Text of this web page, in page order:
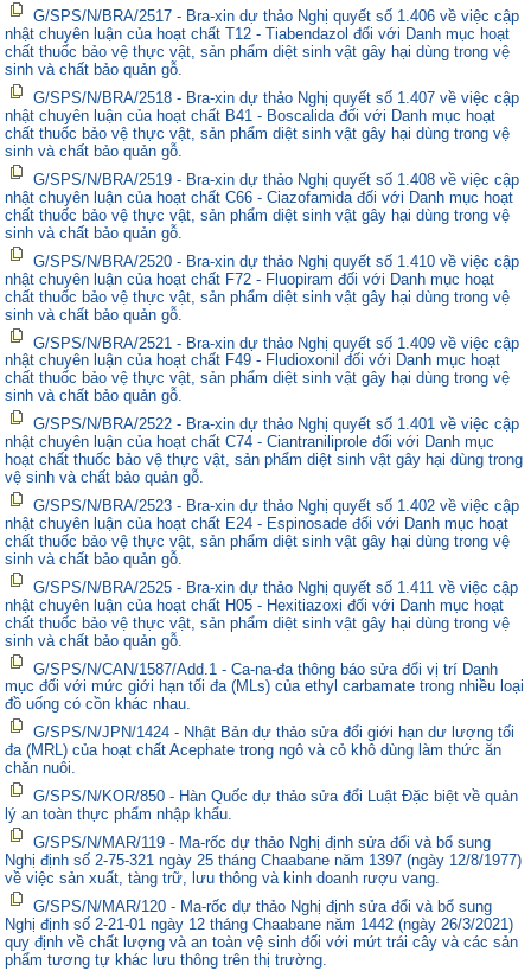
G/SPS/N/BRA/2517 - Bra-xin dự thảo Nghị quyết số 1.406 về việc cập
nhật chuyên luận của hoạt chất T12 - Tiabendazol đối với Danh mục hoạt
chất thuốc bảo vệ thực vật, sản phẩm diệt sinh vật gây hại dùng trong vệ
sinh và chất bảo quản gỗ.
G/SPS/N/BRA/2518 - Bra-xin dự thảo Nghị quyết số 1.407 về việc cập
nhật chuyên luận của hoạt chất B41 - Boscalida đối với Danh mục hoạt
chất thuốc bảo vệ thực vật, sản phẩm diệt sinh vật gây hại dùng trong vệ
sinh và chất bảo quản gỗ.
G/SPS/N/BRA/2519 - Bra-xin dự thảo Nghị quyết số 1.408 về việc cập
nhật chuyên luận của hoạt chất C66 - Ciazofamida đối với Danh mục hoạt
chất thuốc bảo vệ thực vật, sản phẩm diệt sinh vật gây hại dùng trong vệ
sinh và chất bảo quản gỗ.
G/SPS/N/BRA/2520 - Bra-xin dự thảo Nghị quyết số 1.410 về việc cập
nhật chuyên luận của hoạt chất F72 - Fluopiram đối với Danh mục hoạt
chất thuốc bảo vệ thực vật, sản phẩm diệt sinh vật gây hại dùng trong vệ
sinh và chất bảo quản gỗ.
G/SPS/N/BRA/2521 - Bra-xin dự thảo Nghị quyết số 1.409 về việc cập
nhật chuyên luận của hoạt chất F49 - Fludioxonil đối với Danh mục hoạt
chất thuốc bảo vệ thực vật, sản phẩm diệt sinh vật gây hại dùng trong vệ
sinh và chất bảo quản gỗ.
G/SPS/N/BRA/2522 - Bra-xin dự thảo Nghị quyết số 1.401 về việc cập
nhật chuyên luận của hoạt chất C74 - Ciantraniliprole đối với Danh mục
hoạt chất thuốc bảo vệ thực vật, sản phẩm diệt sinh vật gây hại dùng trong
vệ sinh và chất bảo quản gỗ.
G/SPS/N/BRA/2523 - Bra-xin dự thảo Nghị quyết số 1.402 về việc cập
nhật chuyên luận của hoạt chất E24 - Espinosade đối với Danh mục hoạt
chất thuốc bảo vệ thực vật, sản phẩm diệt sinh vật gây hại dùng trong vệ
sinh và chất bảo quản gỗ.
G/SPS/N/BRA/2525 - Bra-xin dự thảo Nghị quyết số 1.411 về việc cập
nhật chuyên luận của hoạt chất H05 - Hexitiazoxi đối với Danh mục hoạt
chất thuốc bảo vệ thực vật, sản phẩm diệt sinh vật gây hại dùng trong vệ
sinh và chất bảo quản gỗ.
G/SPS/N/CAN/1587/Add.1 - Ca-na-đa thông báo sửa đổi vị trí Danh
mục đối với mức giới hạn tối đa (MLs) của ethyl carbamate trong nhiều loại
đồ uống có cồn khác nhau.
G/SPS/N/JPN/1424 - Nhật Bản dự thảo sửa đổi giới hạn dư lượng tối
đa (MRL) của hoạt chất Acephate trong ngô và cỏ khô dùng làm thức ăn
chăn nuôi.
G/SPS/N/KOR/850 - Hàn Quốc dự thảo sửa đổi Luật Đặc biệt về quản
lý an toàn thực phẩm nhập khẩu.
G/SPS/N/MAR/119 - Ma-rốc dự thảo Nghị định sửa đổi và bổ sung
Nghị định số 2-75-321 ngày 25 tháng Chaabane năm 1397 (ngày 12/8/1977)
về việc sản xuất, tàng trữ, lưu thông và kinh doanh rượu vang.
G/SPS/N/MAR/120 - Ma-rốc dự thảo Nghị định sửa đổi và bổ sung
Nghị định số 2-21-01 ngày 12 tháng Chaabane năm 1442 (ngày 26/3/2021)
quy định về chất lượng và an toàn vệ sinh đối với mứt trái cây và các sản
phẩm tương tự khác lưu thông trên thị trường.